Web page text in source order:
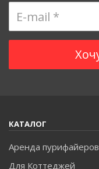
КАТАЛОГ
Аренда пурифайеров
Для Коттеджей